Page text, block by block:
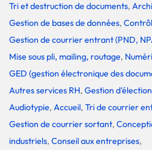
Tri et destruction de documents,
Gestion de bases de données,
Gestion de courrier entrant (PND,
Mise sous pli, mailing, routage,
GED (gestion électronique des
Autres services RH, Gestion
Audiotypie, Accueil, Tri de courrier
Gestion de courrier sortant,
industriels, Conseil aux entreprises,